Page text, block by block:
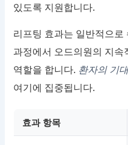
있도록 지원합니다.
리프팅 효과는 일반적으로
과정에서 오드의원의 지
역할을 합니다. 환자의 기
여기에 집중됩니다.
효과 항목